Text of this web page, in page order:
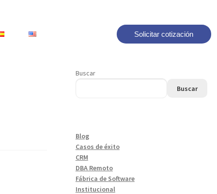
Solicitar cotización
Buscar
Buscar
Blog
Casos de éxito
CRM
DBA Remoto
Fábrica de Software
Institucional